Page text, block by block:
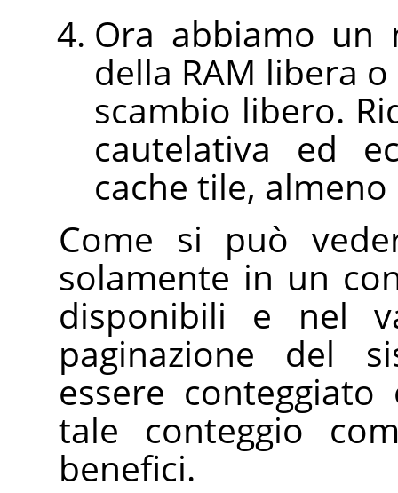
Ora abbiamo un
della RAM libera
scambio libero.
cautelativa ed
cache tile,
Come si può
solamente in un
disponibili e nel
paginazione del
essere
tale conteggio
benefici.